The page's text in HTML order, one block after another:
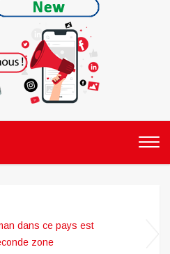
dans ce pays est
zone